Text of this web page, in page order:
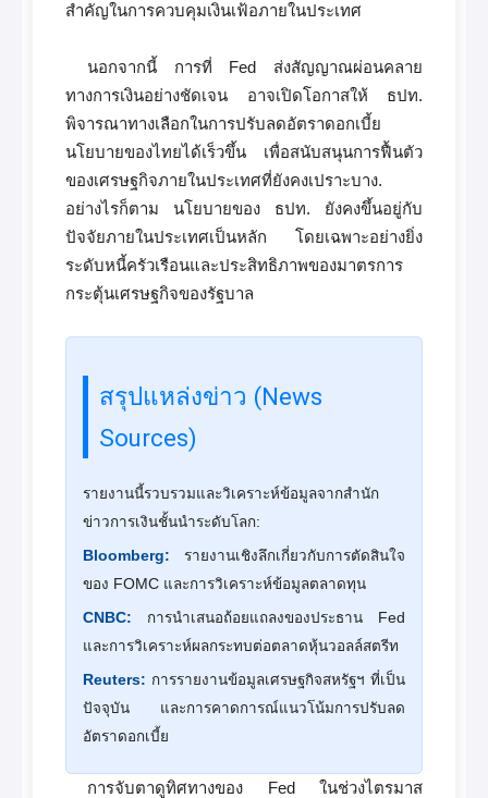
สำคัญในการควบคุมเงินเฟ้อภายในประเทศ
นอกจากนี้ การที่ Fed ส่งสัญญาณผ่อนคลาย
ทางการเงินอย่างชัดเจน อาจเปิดโอกาสให้ ธปท.
พิจารณาทางเลือกในการปรับลดอัตราดอกเบี้ย
นโยบายของไทยได้เร็วขึ้น เพื่อสนับสนุนการฟื้นตัว
ของเศรษฐกิจภายในประเทศที่ยังคงเปราะบาง.
อย่างไรก็ตาม นโยบายของ ธปท. ยังคงขึ้นอยู่กับ
ปัจจัยภายในประเทศเป็นหลัก โดยเฉพาะอย่างยิ่ง
ระดับหนี้ครัวเรือนและประสิทธิภาพของมาตรการ
กระตุ้นเศรษฐกิจของรัฐบาล
สรุปแหล่งข่าว (News
Sources)
รายงานนี้รวบรวมและวิเคราะห์ข้อมูลจากสำนัก
ข่าวการเงินชั้นนำระดับโลก:
Bloomberg: รายงานเชิงลึกเกี่ยวกับการตัดสินใจ
ของ FOMC และการวิเคราะห์ข้อมูลตลาดทุน
CNBC: การนำเสนอถ้อยแถลงของประธาน Fed
และการวิเคราะห์ผลกระทบต่อตลาดหุ้นวอลล์สตรีท
Reuters: การรายงานข้อมูลเศรษฐกิจสหรัฐฯ ที่เป็น
ปัจจุบัน และการคาดการณ์แนวโน้มการปรับลด
อัตราดอกเบี้ย
การจับตาดูทิศทางของ Fed ในช่วงไตรมาส